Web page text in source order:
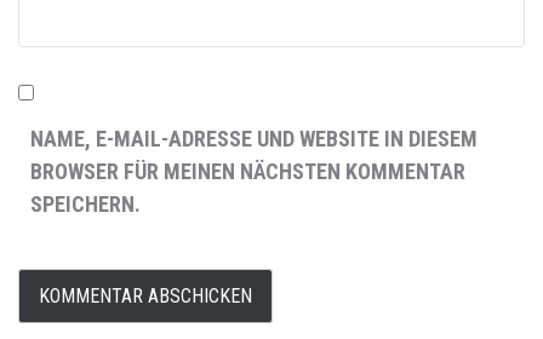
NAME, E-MAIL-ADRESSE UND WEBSITE IN DIESEM
BROWSER FÜR MEINEN NÄCHSTEN KOMMENTAR
SPEICHERN.